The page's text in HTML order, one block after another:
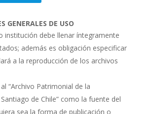
GENERALES DE USO
institución debe llenar íntegramente
además es obligación especificar
a la reproducción de los archivos
“Archivo Patrimonial de la
de Chile” como la fuente del
sea la forma de publicación o